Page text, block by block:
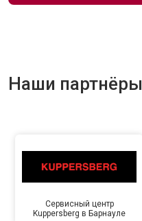
Наши партнёры
Сервисный центр
Kuppersberg в Барнауле